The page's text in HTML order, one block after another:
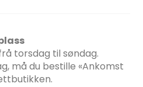
torsdag til søndag.
må du bestille «Ankomst